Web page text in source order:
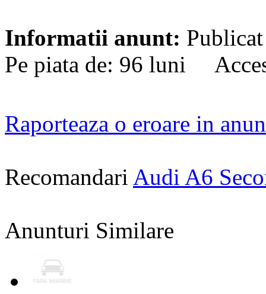
Informatii anunt:
Pe piata de: 96 luni
Raporteaza o eroare in
Recomandari Audi A6
Anunturi Similare